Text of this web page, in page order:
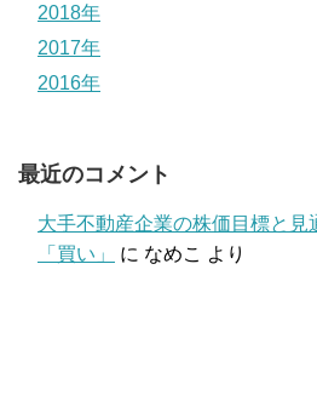
2018年
2017年
2016年
最近のコメント
大手不動産企業の株価目標と見
「買い」
に なめこ より